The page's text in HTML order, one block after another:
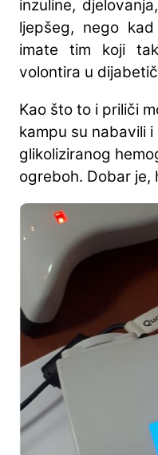
inzuline,
ljepšeg, nego
imate tim koji
volontira u
Kao što to i priliči
kampu su nabavili
glikoliziranog
ogreboh. Dobar je,